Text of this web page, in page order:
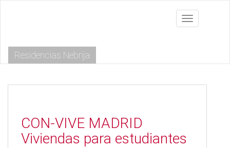
m
Toggle
Residencias Nebrija
CON-VIVE MADRID
Viviendas para estudiantes